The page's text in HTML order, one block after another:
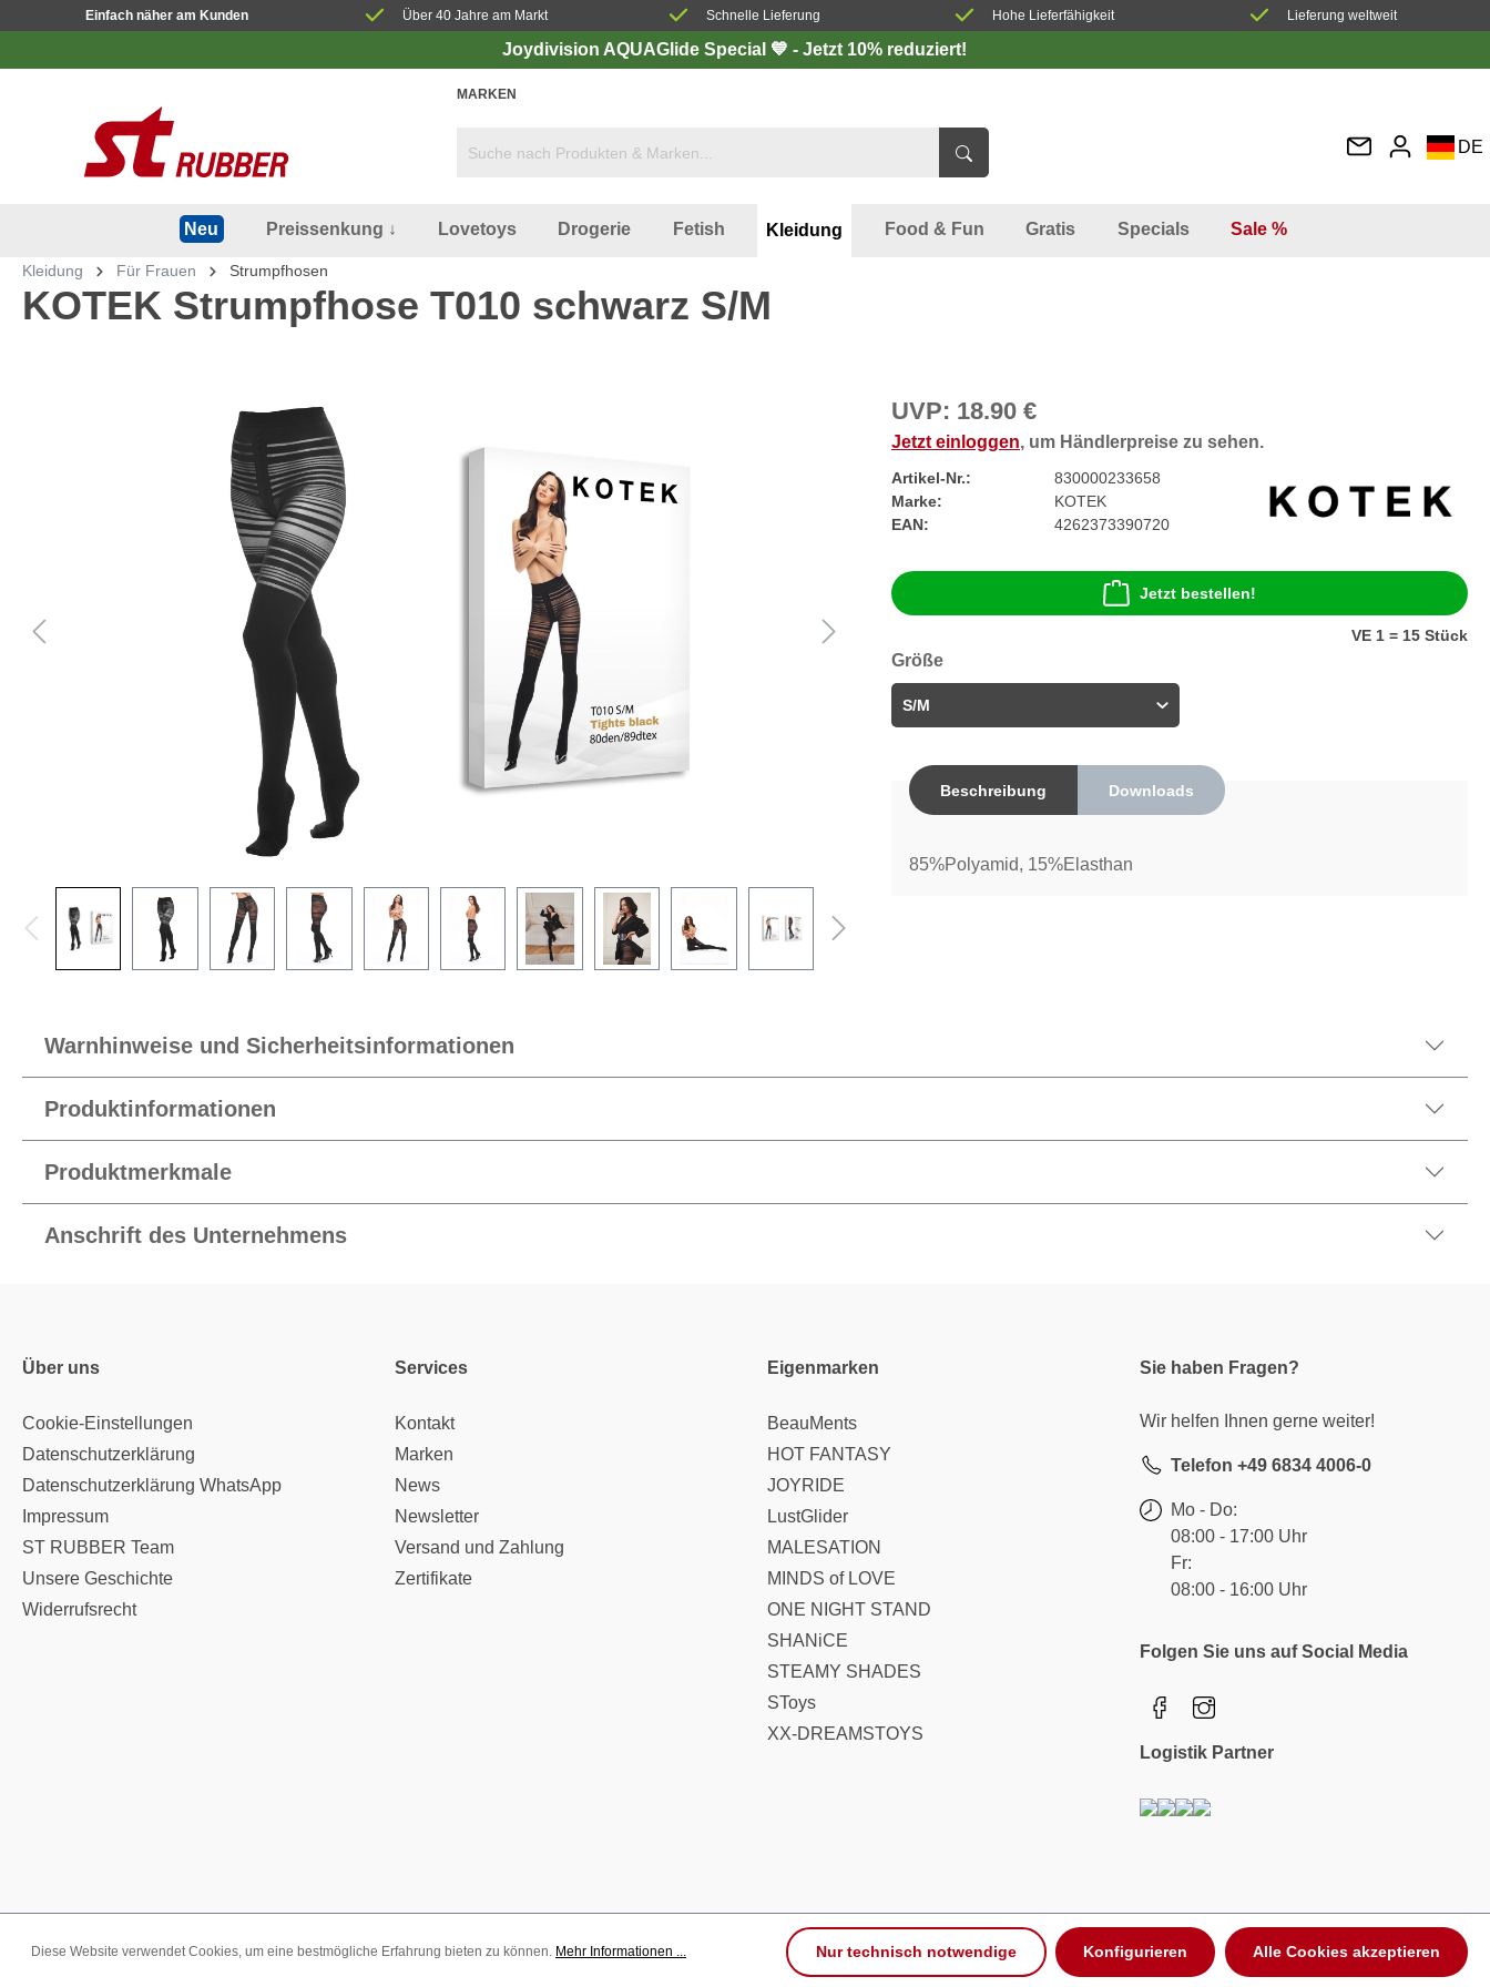
Einfach näher am Kunden Über 40 Jahre am Markt Schnelle Lieferung Hohe Lieferfähigkeit Lieferung weltweit
Joydivision AQUAGlide Special 💙 - Jetzt 10% reduziert!
MARKEN
DE
Neu Preissenkung ↓ Lovetoys Drogerie Fetish Kleidung Food & Fun Gratis Specials Sale %
Kleidung Für Frauen Strumpfhosen
KOTEK Strumpfhose T010 schwarz S/M
UVP: 18.90 €
Jetzt einloggen, um Händlerpreise zu sehen.
Artikel-Nr.:
830000233658
Marke:
KOTEK
EAN:
4262373390720
Jetzt bestellen!
VE 1 = 15 Stück
Größe
Beschreibung Downloads
85%Polyamid, 15%Elasthan
Warnhinweise und Sicherheitsinformationen
Produktinformationen
Produktmerkmale
Anschrift des Unternehmens
Über uns
Cookie-Einstellungen
Datenschutzerklärung
Datenschutzerklärung WhatsApp
Impressum
ST RUBBER Team
Unsere Geschichte
Widerrufsrecht
Services
Kontakt
Marken
News
Newsletter
Versand und Zahlung
Zertifikate
Eigenmarken
BeauMents
HOT FANTASY
JOYRIDE
LustGlider
MALESATION
MINDS of LOVE
ONE NIGHT STAND
SHANiCE
STEAMY SHADES
SToys
XX-DREAMSTOYS
Sie haben Fragen?
Wir helfen Ihnen gerne weiter!
Telefon +49 6834 4006-0
Mo - Do:
08:00 - 17:00 Uhr
Fr:
08:00 - 16:00 Uhr
Folgen Sie uns auf Social Media
Logistik Partner
Diese Website verwendet Cookies, um eine bestmögliche Erfahrung bieten zu können. Mehr Informationen ... Nur technisch notwendige Konfigurieren Alle Cookies akzeptieren